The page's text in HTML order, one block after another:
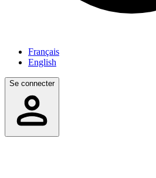
Français
English
Se connecter